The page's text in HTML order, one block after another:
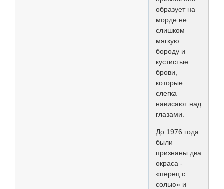
образует на
морде не
слишком
мягкую
бороду и
кустистые
брови,
которые
слегка
нависают над
глазами.
До 1976 года
были
признаны два
окраса -
«перец с
солью» и